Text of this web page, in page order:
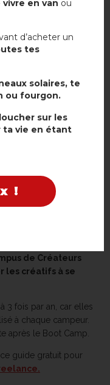
aventure et à
à la
au 11 septembre
Créateurs
surmotivé et avez
de Créateurs
les créatifs à se
3 fois par an, car elles
à chaque campeur.
après le Boot Camp.
guide gratuit pour
vivre en van ou
d’acheter un
tes
solaires, te
ou fourgon.
sur les
ta vie en étant
!